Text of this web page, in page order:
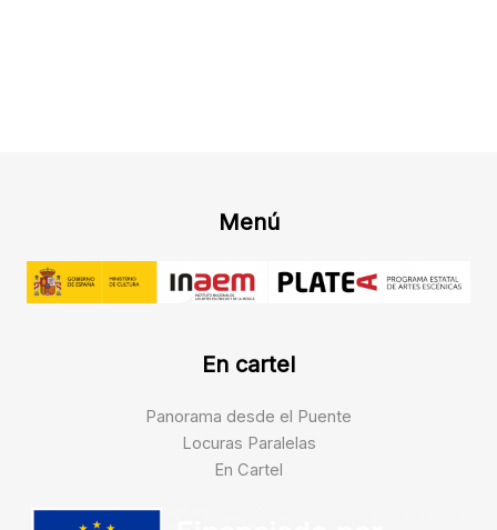
Menú
En cartel
Panorama desde el Puente
Locuras Paralelas
En Cartel